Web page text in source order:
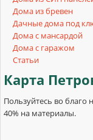
Дома из бревен
Дачные дома под
Дома с мансардой
Дома с гаражом
Статьи
Карта
Пользуйтесь во благо
40% на материалы.